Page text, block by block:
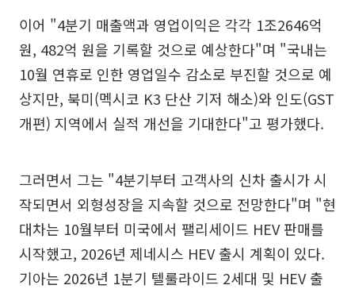
이어 "4분기 매출액과 영업이익은 각각 1조2646억
원, 482억 원을 기록할 것으로 예상한다"며 "국내는
10월 연휴로 인한 영업일수 감소로 부진할 것으로 예
상지만, 북미(멕시코 K3 단산 기저 해소)와 인도(GST
개편) 지역에서 실적 개선을 기대한다"고 평가했다.
그러면서 그는 "4분기부터 고객사의 신차 출시가 시
작되면서 외형성장을 지속할 것으로 전망한다"며 "현
대차는 10월부터 미국에서 팰리세이드 HEV 판매를
시작했고, 2026년 제네시스 HEV 출시 계획이 있다.
기아는 2026년 1분기 텔룰라이드 2세대 및 HEV 출